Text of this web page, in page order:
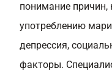
понимание причин,
употреблению
депрессия,
факторы.